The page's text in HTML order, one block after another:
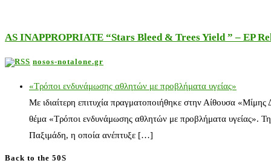
AS INAPPROPRIATE “Stars Bleed & Trees Yield ” – EP
nosos-notalone.gr
«Τρόποι ενδυνάμωσης αθλητών με προβλήματα υγείας»
Με ιδιαίτερη επιτυχία πραγματοποιήθηκε στην Αίθουσα
θέμα «Τρόποι ενδυνάμωσης αθλητών με προβλήματα υγείας».
Παξιμάδη, η οποία ανέπτυξε […]
Back to the 50S